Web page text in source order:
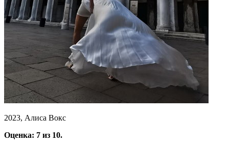
2023, Алиса Вокс
Оценка: 7 из 10.